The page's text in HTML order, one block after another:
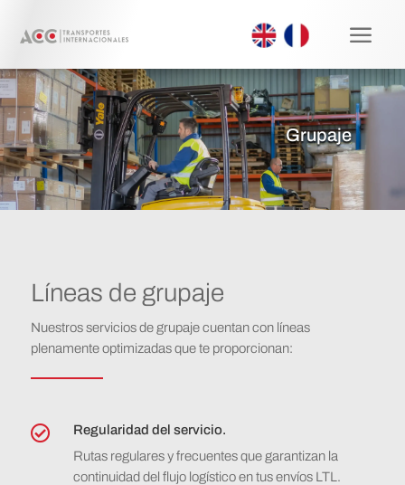
a
Grupaje
Líneas de grupaje
Nuestros servicios de grupaje cuentan con líneas
plenamente optimizadas que te proporcionan:

Regularidad del servicio.
Rutas regulares y frecuentes que garantizan la
continuidad del flujo logístico en tus envíos LTL.